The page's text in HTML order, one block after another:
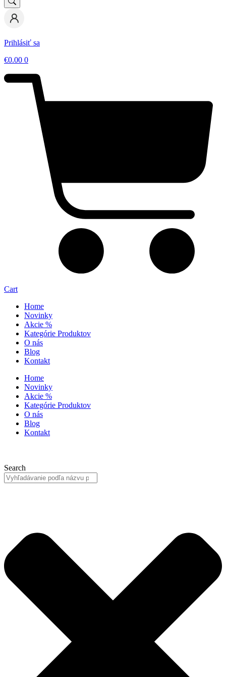
Prihlásiť sa
€0.00 0
Cart
Home
Novinky
Akcie %
Kategórie Produktov
O nás
Blog
Kontakt
Home
Novinky
Akcie %
Kategórie Produktov
O nás
Blog
Kontakt
Search